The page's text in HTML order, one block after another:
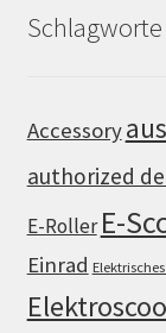
Schlagworte
Accessory
authorized
E-Roller E-
Einrad